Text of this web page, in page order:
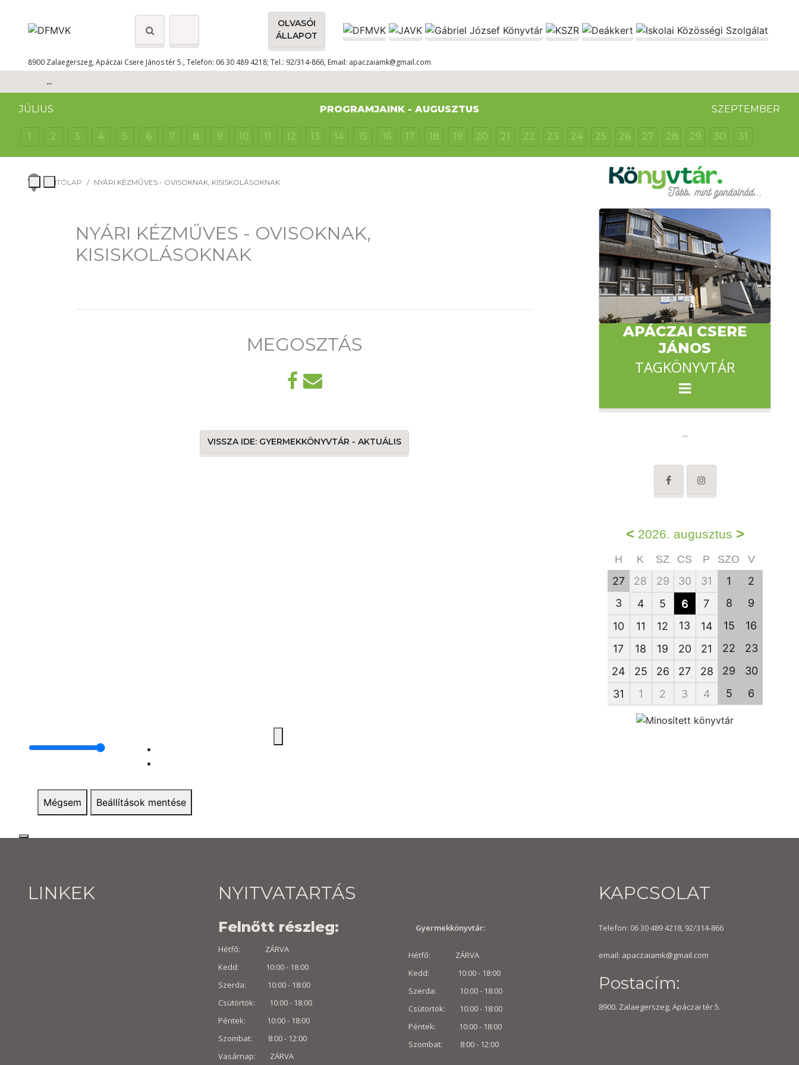
OLVASÓI
ÁLLAPOT
8900 Zalaegerszeg, Apáczai Csere János tér 5., Telefon: 06 30 489 4218; Tel.: 92/314-866, Email: apaczaiamk@gmail.com
...
JÚLIUS PROGRAMJAINK - AUGUSZTUS SZEPTEMBER
1 2 3 4 5 6 7 8 9 10 11 12 13 14 15 16 17 18 19 20 21 22 23 24 25 26 27 28 29 30 31
NYITÓLAP NYÁRI KÉZMŰVES - OVISOKNAK, KISISKOLÁSOKNAK
NYÁRI KÉZMŰVES - OVISOKNAK,
KISISKOLÁSOKNAK
MEGOSZTÁS
VISSZA IDE: GYERMEKKÖNYVTÁR - AKTUÁLIS
APÁCZAI CSERE
JÁNOS
TAGKÖNYVTÁR
...
< 2026. augusztus >
H K SZ CS P SZO V
27 28 29 30 31 1
2
3
4 5 6 7 8
9
10
11 12 13 14 15
16
17
18 19 20 21 22
23
24
25 26 27 28 29
30
31
1 2 3 4 5 6
Mégsem Beállítások mentése
LINKEK NYITVATARTÁS
Felnőtt részleg:
Hétfő: ZÁRVA
Kedd: 10:00 - 18:00
Szerda: 10:00 - 18:00
Csütörtök: 10:00 - 18:00
Péntek: 10:00 - 18:00
Szombat: 8:00 - 12:00
Vasárnap: ZÁRVA
Gyermekkönyvtár:
Hétfő: ZÁRVA
Kedd: 10:00 - 18:00
Szerda: 10:00 - 18:00
Csütörtök: 10:00 - 18:00
Péntek: 10:00 - 18:00
Szombat: 8:00 - 12:00
KAPCSOLAT
Telefon: 06 30 489 4218, 92/314-866
email: apaczaiamk@gmail.com
Postacím:
8900. Zalaegerszeg, Apáczai tér 5.